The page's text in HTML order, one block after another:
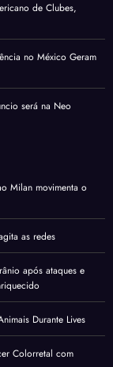
de Clubes,
no México Geram
será na Neo
Milan movimenta o
as redes
após ataques e
Durante Lives
Colorretal com